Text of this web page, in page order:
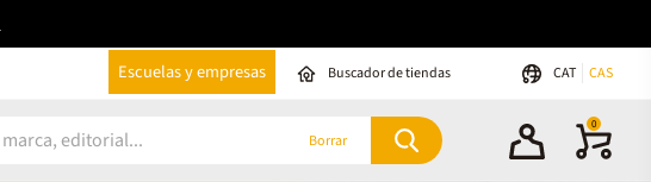
Escuelas y empresas Buscador de tiendas CAT CAS
Borrar
0